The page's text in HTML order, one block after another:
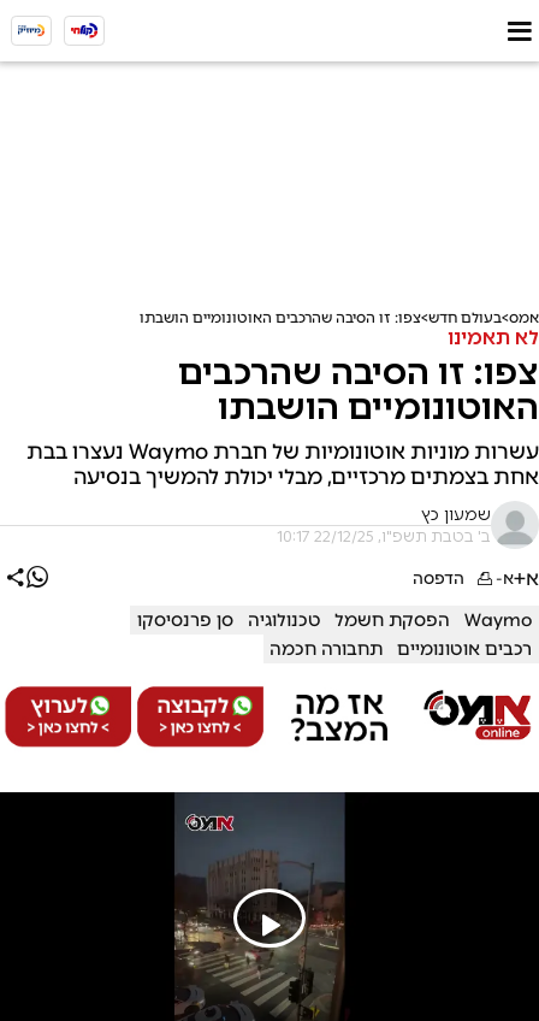
אמס בעולם חדש צפו: זו הסיבה שהרכבים האוטונומיים הושבתו
לא תאמינו
צפו: זו הסיבה שהרכבים
האוטונומיים הושבתו
עשרות מוניות אוטונומיות של חברת Waymo נעצרו בבת
אחת בצמתים מרכזיים, מבלי יכולת להמשיך בנסיעה
שמעון כץ
ב' בטבת תשפ"ו, 22/12/25 10:17
א+א- הדפסה
Waymo הפסקת חשמל טכנולוגיה
סן פרנסיסקו
רכבים אוטונומיים
תחבורה חכמה